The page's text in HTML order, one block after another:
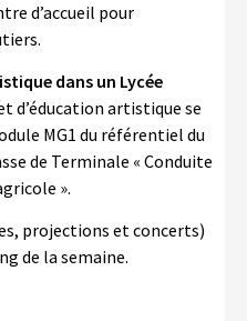
d’accueil pour
dans un Lycée
d’éducation artistique se
MG1 du référentiel du
de Terminale « Conduite
».
projections et concerts)
de la semaine.